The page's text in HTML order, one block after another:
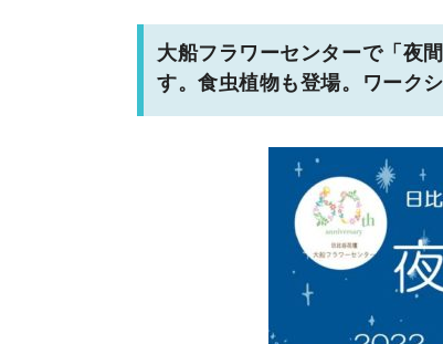
大船フラワーセンターで「夜
す。食虫植物も登場。ワーク